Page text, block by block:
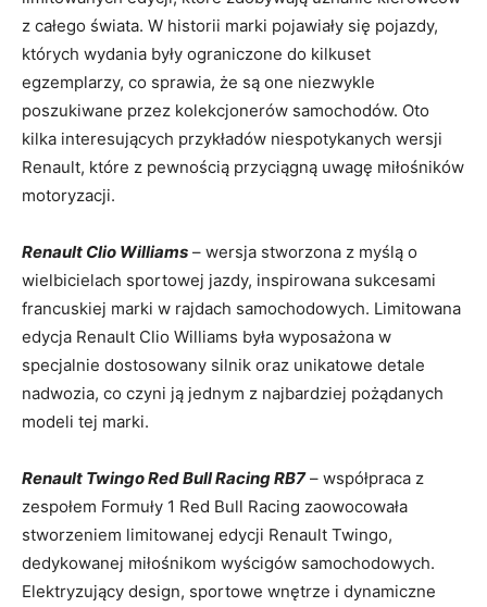
z całego świata. W historii ‌marki ⁤pojawiały się pojazdy,
których wydania były ograniczone do kilkuset
egzemplarzy, co sprawia, że są one‍ niezwykle
poszukiwane przez kolekcjonerów ⁢samochodów. Oto
kilka interesujących przykładów niespotykanych wersji
Renault,⁢ które z pewnością przyciągną uwagę‌ miłośników
motoryzacji.
Renault ​Clio Williams – wersja ⁣stworzona z myślą o
wielbicielach sportowej jazdy, inspirowana ⁤sukcesami
francuskiej marki w⁢ rajdach samochodowych. Limitowana
edycja Renault Clio Williams była wyposażona⁢ w
specjalnie dostosowany silnik oraz unikatowe detale
nadwozia, co‌ czyni ją jednym z najbardziej pożądanych‍
modeli ‍tej marki.
Renault Twingo Red Bull Racing RB7– współpraca z
zespołem Formuły 1 Red Bull Racing zaowocowała
stworzeniem limitowanej edycji Renault Twingo,
dedykowanej miłośnikom‌ wyścigów samochodowych.
Elektryzujący design,⁢ sportowe​ wnętrze i dynamiczne